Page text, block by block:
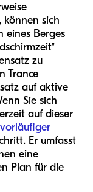
sich
eines Berges
zu
Trance
auf aktive
Sie sich
auf dieser
Er umfasst
eine
Plan für die